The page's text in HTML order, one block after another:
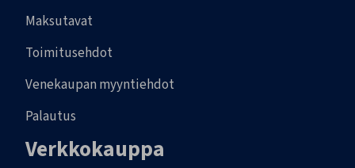
Maksutavat
Toimitusehdot
Venekaupan myyntiehdot
Palautus
Verkkokauppa